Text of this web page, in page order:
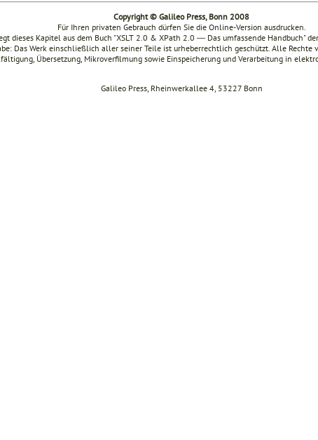
Copyright © Galileo Press, Bonn 2008
Für Ihren privaten Gebrauch dürfen Sie die Online-Version ausdrucken.
dieses Kapitel aus dem Buch "XSLT 2.0 & XPath 2.0 ― Das umfassende Handbuch"
Das Werk einschließlich aller seiner Teile ist urheberrechtlich geschützt. Alle
Übersetzung, Mikroverfilmung sowie Einspeicherung und Verarbeitung in
Galileo Press, Rheinwerkallee 4, 53227 Bonn